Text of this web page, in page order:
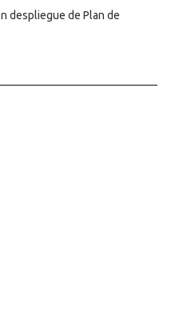
despliegue de Plan de